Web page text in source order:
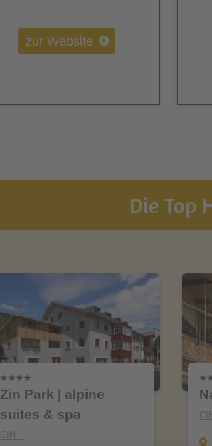
zur Website
Die Top
Zin Park | alpine
suites & spa
CIN +